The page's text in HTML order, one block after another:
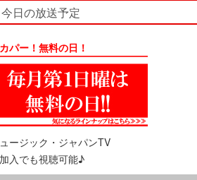
今日の放送予定
パー！無料の日！
ージック・ジャパンTV
入でも視聴可能♪